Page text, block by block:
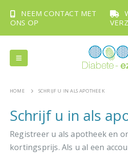
NEEM CONTACT MET
ONS OP
HOME SCHRIJF U IN ALS APOTHEEK
Schrijf u in als
Registreer u als apotheek en
kortingsprijs. Als u al een